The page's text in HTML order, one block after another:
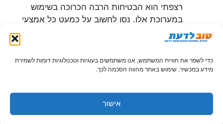
כדי לשפר את חוויית המשתמש, אנו משתמשים בעוגיות וטכנולוגיות דומות לשמירת
מידע במכשיר. שימוש באתר מהווה הסכמה לכך.
אישור
רצפתי הוא הבטיחות הרבה הכרוכה בשימוש
במערוכת אלו. נסו לחשוב על כמעט כל אמצעי
אחר של חימום – תנורים חשמליים, תנורי גז
וסולר, קמינים, וכיו"ב. כל אלו אמנם אמצעים
מחממים, אבל יש סכנה גבוהה מאד להתלקחות
בעקבות השימוש בהם ואף לשריפה, ואנו גם
לעומת זאת במקרה של מערכות החימום שהן
תת רצפתיות אין שום סכנה כזו! המערכת כולה
הרי מותקנת במקום סמוי שאין אליו גישה,